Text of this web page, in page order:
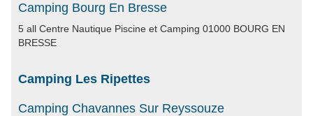
Camping Bourg En Bresse
5 all Centre Nautique Piscine et Camping 01000 BOURG EN
BRESSE
Camping Les Ripettes
Camping Chavannes Sur Reyssouze